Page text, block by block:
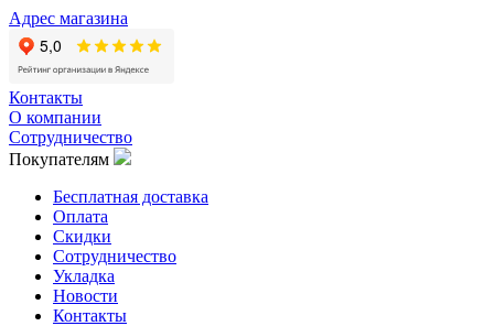
Адрес магазина
Контакты
О компании
Сотрудничество
Покупателям
Бесплатная доставка
Оплата
Скидки
Сотрудничество
Укладка
Новости
Контакты